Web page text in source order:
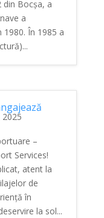
din Bocșa, a
a
În 1985 a
2025
–
Services!
atent la
de
în
la sol...